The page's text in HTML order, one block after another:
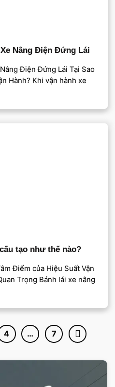
NAM
Nâng Điện Đứng Lái
Điện Đứng Lái Tại Sao
Hành? Khi vận hành xe
tạo như thế nào?
Điểm của Hiệu Suất Vận
Trọng Bánh lái xe nâng
4 … 7